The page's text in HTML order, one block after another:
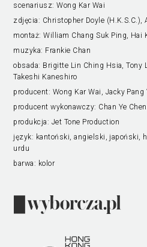
scenariusz:Wong Kar Wai
zdjęcia: Christopher Doyle (H.K.S.C.),
montaż:William Chang Suk Ping, Hai
muzyka: Frankie Chan
obsada: Brigitte Lin Ching Hsia, Tony
Takeshi Kaneshiro
producent: Wong Kar Wai, Jacky Pang
producent wykonawczy: Chan Ye
produkcja: Jet Tone Production
język: kantoński, angielski, japoński,
urdu
barwa: kolor